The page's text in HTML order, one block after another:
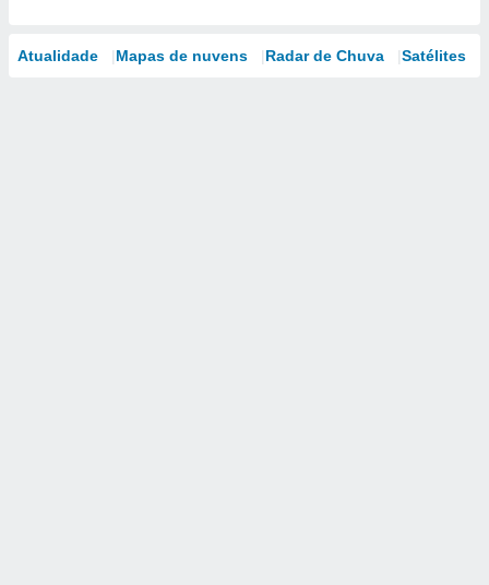
Atualidade Mapas de nuvens Radar de Chuva Satélites